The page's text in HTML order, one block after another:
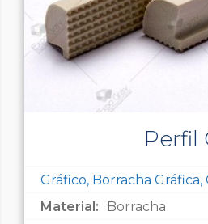
Perfil
Gráfico, Borracha Gráfica,
Material:
Borracha